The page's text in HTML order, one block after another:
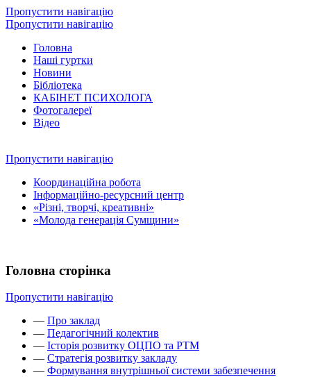
Пропустити навігацію
Пропустити навігацію
Головна
Наші гуртки
Новини
Бібліотека
КАБІНЕТ ПСИХОЛОГА
Фотогалереї
Відео
Пропустити навігацію
Координаційна робота
Інформаційно-ресурсний центр
«Різні, творчі, креативні»
«Молода генерація Сумщини»
Головна сторінка
Пропустити навігацію
— Про заклад
— Педагогічний колектив
— Історія розвитку ОЦПО та РТМ
— Стратегія розвитку закладу
— Формування внутрішньої системи забезпечення